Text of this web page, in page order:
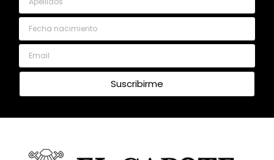
Fecha nacimiento
Email
Suscribirme